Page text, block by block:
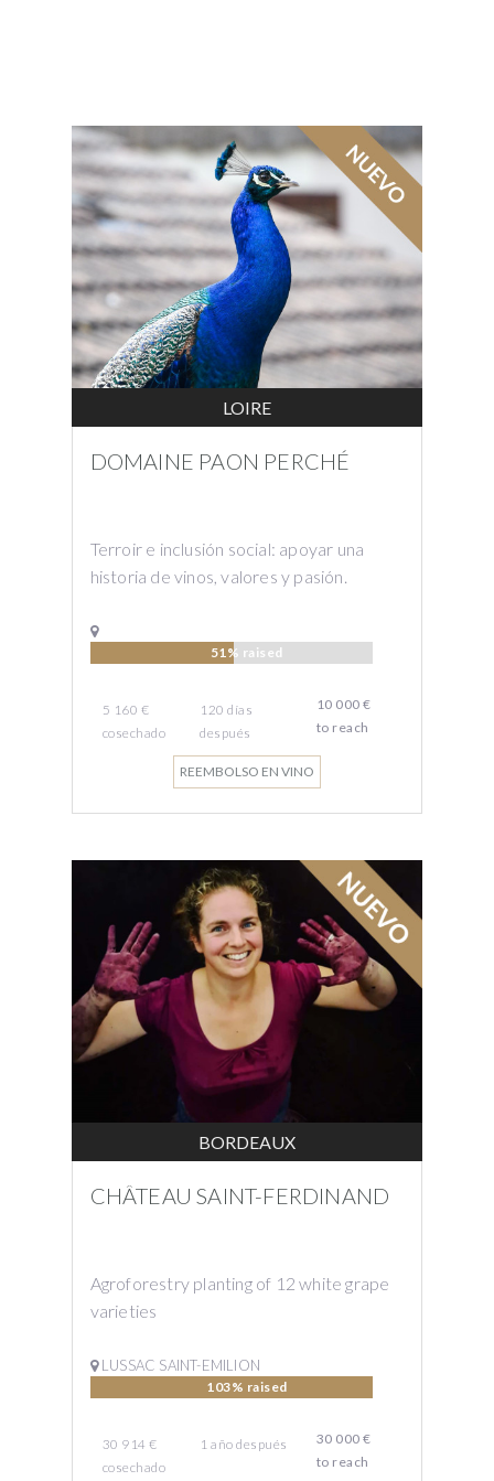
LOIRE
DOMAINE PAON PERCHÉ
Terroir e inclusión social: apoyar una
historia de vinos, valores y pasión.
51% raised
5 160 €
cosechado
120 días
después
10 000 €
to reach
REEMBOLSO EN VINO
BORDEAUX
CHÂTEAU SAINT-FERDINAND
Agroforestry planting of 12 white grape
varieties
LUSSAC SAINT-EMILION
103% raised
30 914 €
cosechado
1 año después
30 000 €
to reach